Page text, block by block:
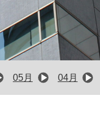
05月 04月